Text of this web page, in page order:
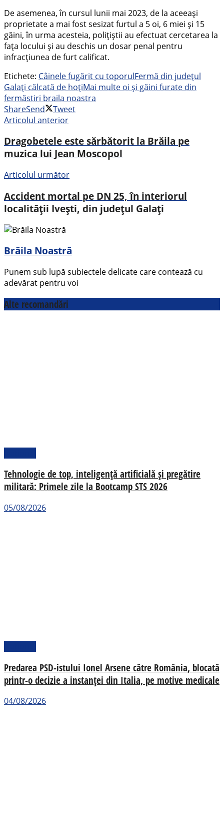
De asemenea, în cursul lunii mai 2023, de la aceeași
proprietate a mai fost sesizat furtul a 5 oi, 6 miei și 15
găini, în urma acesteia, polițiștii au efectuat cercetarea la
fața locului și au deschis un dosar penal pentru
infracțiunea de furt calificat.
Etichete: Câinele fugărit cu toporulFermă din județul
Galaţi călcată de hoţiMai multe oi și găini furate din
fermăstiri braila noastra
ShareSend
Tweet
Articolul anterior
Dragobetele este sărbătorit la Brăila pe
muzica lui Jean Moscopol
Articolul următor
Accident mortal pe DN 25, în interiorul
localității Ivești, din județul Galați
Brăila Noastră
Punem sub lupă subiectele delicate care contează cu
adevărat pentru voi
Alte recomandări
Tehnologie de top, inteligență artificială și pregătire
militară: Primele zile la Bootcamp STS 2026
05/08/2026
Predarea PSD-istului Ionel Arsene către România, blocată
printr-o decizie a instanței din Italia, pe motive medicale
04/08/2026